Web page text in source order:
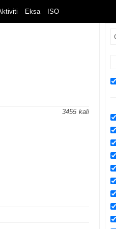
Eksa ISO
3455